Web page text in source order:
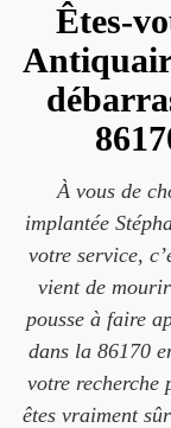
Êtes-
À vous de
implantée
votre service,
vient de
pousse à faire
dans la 86170
votre recherche
êtes vraiment